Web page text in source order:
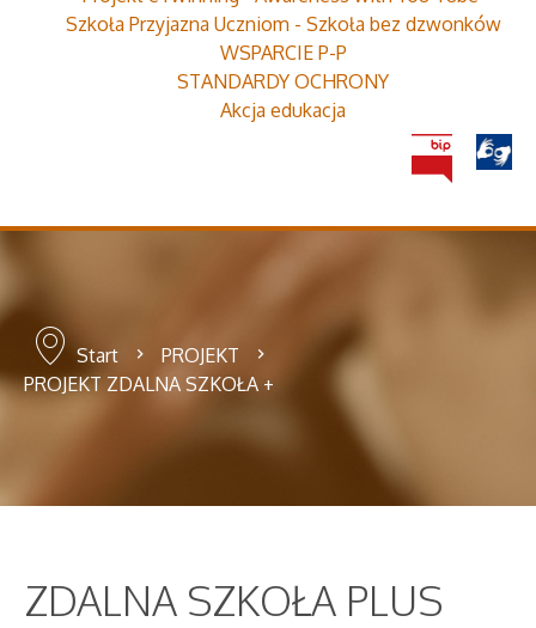
Szkoła Przyjazna Uczniom - Szkoła bez dzwonków
WSPARCIE P-P
STANDARDY OCHRONY
Akcja edukacja
Start
PROJEKT
PROJEKT ZDALNA SZKOŁA +
ZDALNA SZKOŁA PLUS